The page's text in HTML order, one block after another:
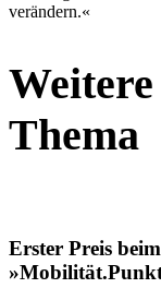
verändern.«
Thema
Erster Preis